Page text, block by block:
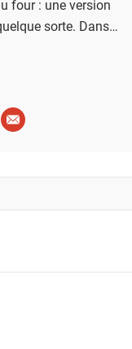
four : une version
sorte. Dans
qui se
sur whatsapp
Envoyer à un ami